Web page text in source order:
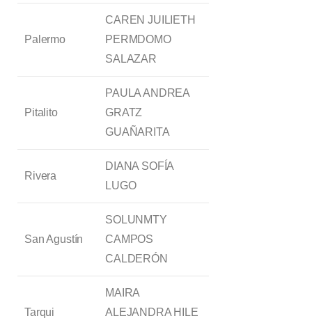
Palermo
CAREN JUILIETH
PERMDOMO
SALAZAR
Pitalito
PAULA ANDREA
GRATZ
GUAÑARITA
Rivera
DIANA SOFÍA
LUGO
San Agustín
SOLUNMTY
CAMPOS
CALDERÓN
Tarqui
MAIRA
ALEJANDRA HILE